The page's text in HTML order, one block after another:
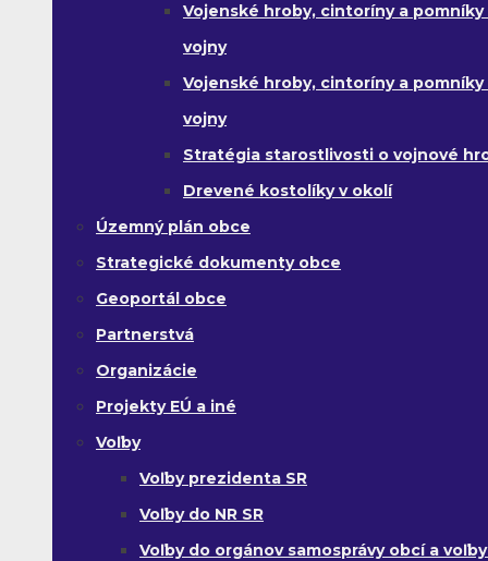
Vojenské hroby, cintoríny a pomníky
vojny
Vojenské hroby, cintoríny a pomníky
vojny
Stratégia starostlivosti o vojnové
Drevené kostolíky v okolí
Územný plán obce
Strategické dokumenty obce
Geoportál obce
Partnerstvá
Organizácie
Projekty EÚ a iné
Voľby
Voľby prezidenta SR
Voľby do NR SR
Voľby do orgánov samosprávy obcí a